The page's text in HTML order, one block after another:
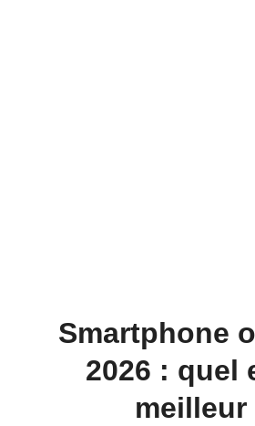
Smartphone
2026 : quel
meilleur